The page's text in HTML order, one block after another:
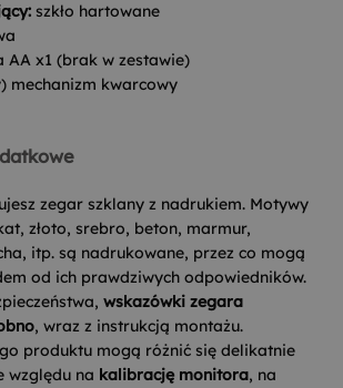
szkło hartowane
AA x1 (brak w zestawie)
mechanizm kwarcowy
zegar szklany z nadrukiem. Motywy
złoto, srebro, beton, marmur,
itp. są nadrukowane, przez co mogą
od ich prawdziwych odpowiedników.
wskazówki zegara
, wraz z instrukcją montażu.
produktu mogą różnić się delikatnie
względu na kalibrację monitora, na